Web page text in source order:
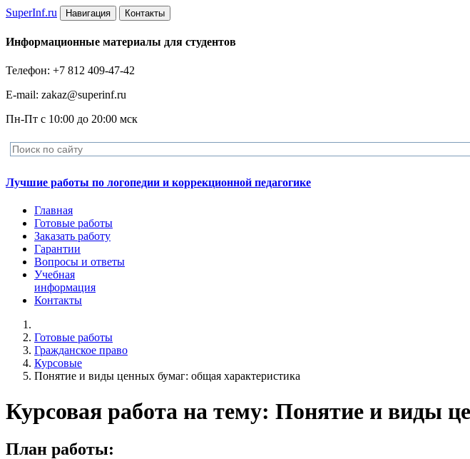
SuperInf.ru Навигация Контакты
Информационные материалы для студентов
Телефон: +7 812 409-47-42
E-mail: zakaz@superinf.ru
Пн-Пт с 10:00 до 20:00 мск
Лучшие работы по логопедии и коррекционной педагогике
Главная
Готовые работы
Заказать работу
Гарантии
Вопросы и ответы
Учебная
информация
Контакты
Готовые работы
Гражданское право
Курсовые
Понятие и виды ценных бумаг: общая характеристика
Курсовая работа на тему: Понятие и виды
План работы: